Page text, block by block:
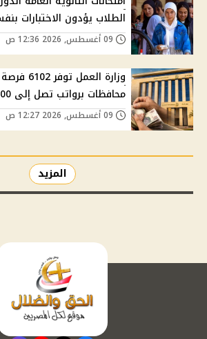
الطلاب يؤدون الاختبارات
محافظات برواتب تصل إلى 9500 جنيه
المزيد